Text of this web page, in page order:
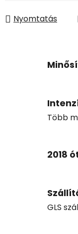
Nyomtatás
Több
2018
GLS